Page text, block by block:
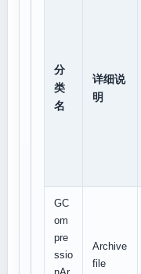
分
类
名
详细说
明
GC
om
pre
ssio
Archive
file